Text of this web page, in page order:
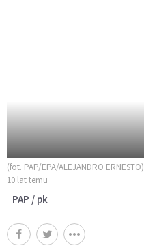
(fot. PAP/EPA/ALEJANDRO ERNESTO)
10 lat temu
PAP / pk